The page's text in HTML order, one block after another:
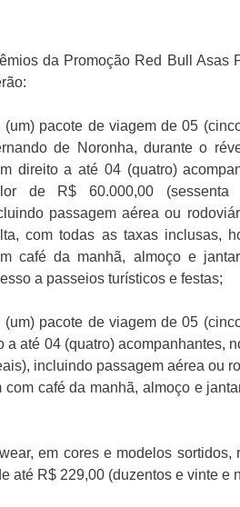
da Promoção Red Bull Asas
(um) pacote de viagem de 05
de Noronha, durante o
direito a até 04 (quatro)
de R$ 60.000,00 (sessenta
passagem aérea ou
com todas as taxas inclusas,
café da manhã, almoço e
a passeios turísticos e festas;
(um) pacote de viagem de 05
até 04 (quatro) acompanhantes,
incluindo passagem aérea ou
café da manhã, almoço e
em cores e modelos sortidos,
até R$ 229,00 (duzentos e vinte e